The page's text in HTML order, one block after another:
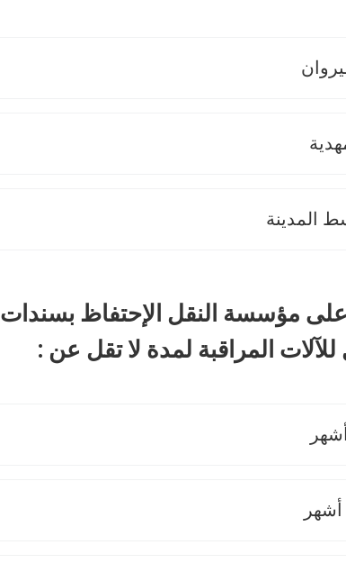
المدينة
مؤسسة النقل الإحتفاظ بسندات
المراقبة لمدة لا تقل عن :